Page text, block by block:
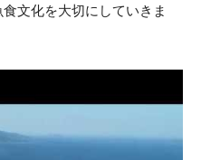
文化を大切にしていきま